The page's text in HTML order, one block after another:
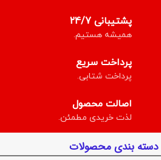
پشتیبانی 24/7
همیشه هستیم.
پرداخت سریع
پرداخت شتابی.
اصالت محصول
لذت خریدی مطمئن.
دسته بندی محصولات